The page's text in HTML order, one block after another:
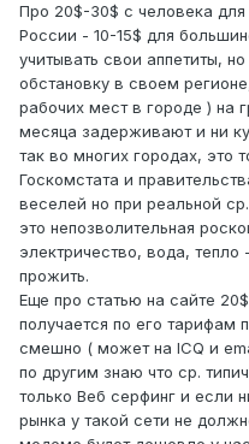
Про 20$-30$ с человека
России - 10-15$ для
учитывать свои аппетиты,
обстановку в своем
рабочих мест в городе ) на
месяца задерживают и ни
так во многих городах, это
Госкомстата и
веселей но при реальной
это непозволительная
электричество, вода,
прожить.
Еще про статью на сайте
получается по его тарифам
смешно ( может на ICQ и
по другим знаю что ср.
только Веб серфинг и если
рынка у такой сети не